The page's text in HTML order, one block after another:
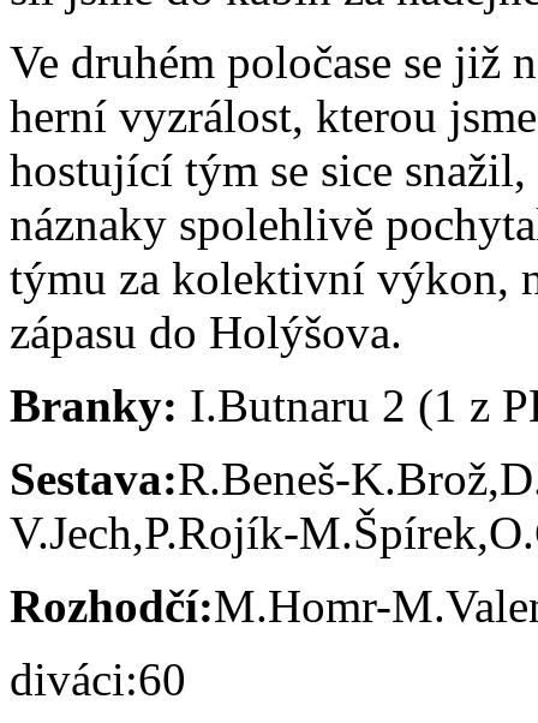
Ve druhém poločase se již
herní vyzrálost, kterou
hostující tým se sice snažil,
náznaky spolehlivě
týmu za kolektivní výkon,
zápasu do Holýšova.
Branky: I.Butnaru 2 (1 z
Sestava:R.Beneš-
V.Jech,P.Rojík-
Rozhodčí:M.Homr-
diváci:60